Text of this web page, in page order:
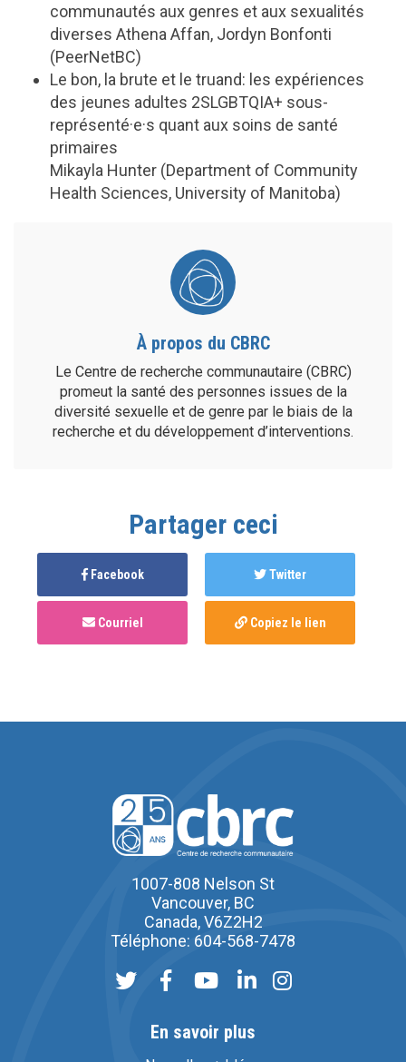
communautés aux genres et aux sexualités
diverses Athena Affan, Jordyn Bonfonti
(PeerNetBC)
Le bon, la brute et le truand: les expériences
des jeunes adultes 2SLGBTQIA+ sous-
représenté·e·s quant aux soins de santé
primaires
Mikayla Hunter (Department of Community
Health Sciences, University of Manitoba)
À propos du CBRC
Le Centre de recherche communautaire (CBRC)
promeut la santé des personnes issues de la
diversité sexuelle et de genre par le biais de la
recherche et du développement d’interventions.
Partager ceci
Facebook Twitter
Courriel Copiez le lien
1007-808 Nelson St
Vancouver, BC
Canada, V6Z2H2
Téléphone: 604-568-7478
En savoir plus